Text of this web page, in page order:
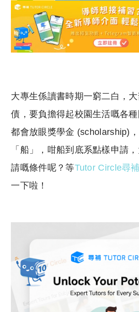
大專生係讀書時期一窮二白，
債，要負擔得起校園生活嘅各
都會放眼獎學金 (scholarship)
「船」，咁船到底系點樣申請
請嘅條件呢？等Tutor Circle尋補
一下啦！